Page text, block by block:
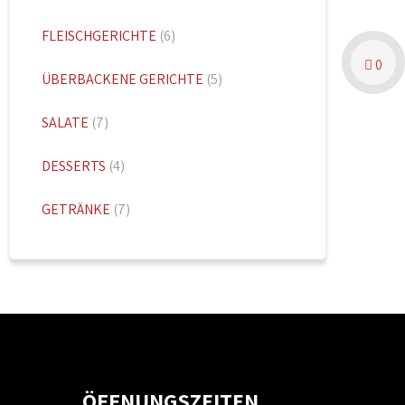
FLEISCHGERICHTE (6)
ÜBERBACKENE GERICHTE (5)
SALATE (7)
DESSERTS (4)
GETRÄNKE (7)
0